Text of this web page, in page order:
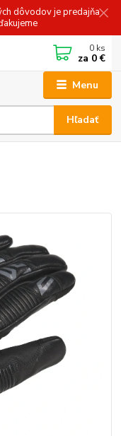
dôvodov je predajňa
Menu
Hľadať
0 ks
za 0 €